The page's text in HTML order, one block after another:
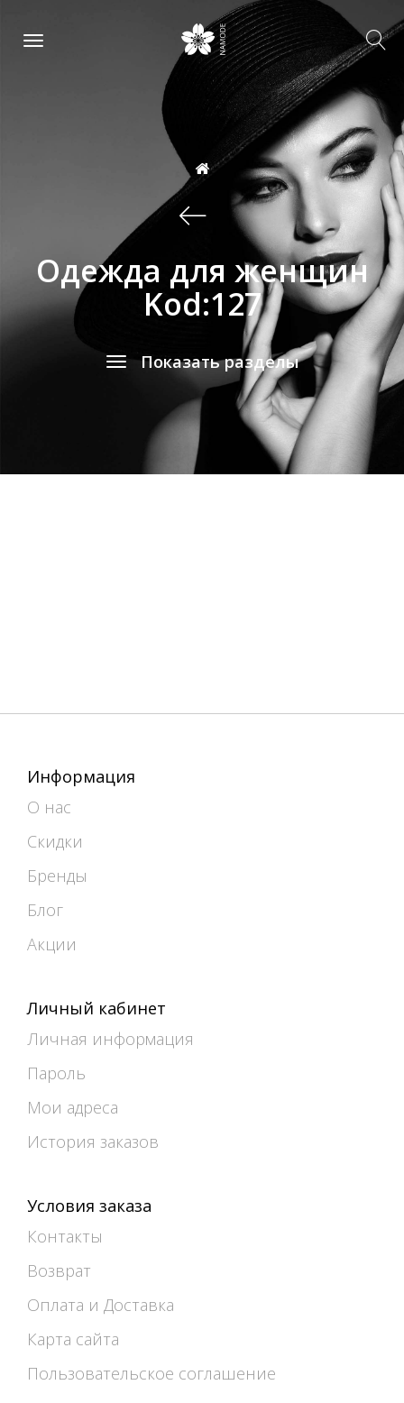
Одежда для женщин
Kod:127
Показать разделы
Информация
О нас
Скидки
Бренды
Блог
Акции
Личный кабинет
Личная информация
Пароль
Мои адреса
История заказов
Условия заказа
Контакты
Возврат
Оплата и Доставка
Карта сайта
Пользовательское соглашение